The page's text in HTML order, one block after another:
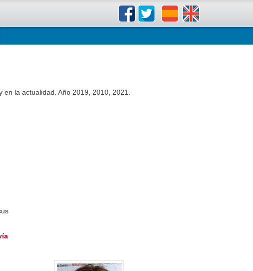
la actualidad. Año 2019, 2010, 2021.